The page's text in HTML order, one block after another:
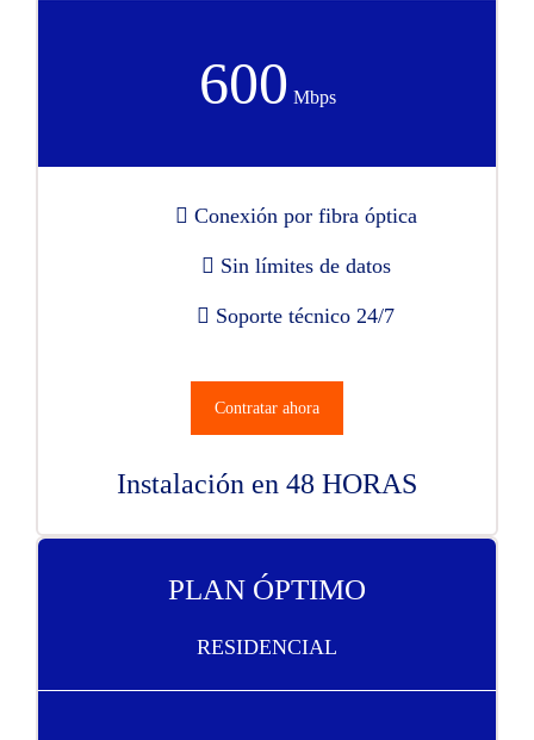
600 Mbps
Conexión por fibra óptica
Sin límites de datos
Soporte técnico 24/7
Contratar ahora
Instalación en 48 HORAS
PLAN ÓPTIMO
RESIDENCIAL